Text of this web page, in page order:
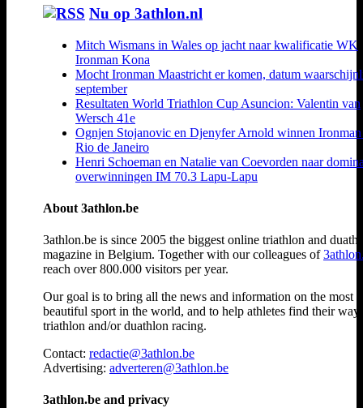
Nu op 3athlon.nl
Mitch Wismans in Wales op jacht naar kwalificatie WK
Ironman Kona
Mocht Ironman Maastricht er komen, datum
september
Resultaten World Triathlon Cup Asuncion: Valentin van
Wersch 41e
Ognjen Stojanovic en Djenyfer Arnold winnen
Rio de Janeiro
Henri Schoeman en Natalie van Coevorden naar
overwinningen IM 70.3 Lapu-Lapu
About 3athlon.be
3athlon.be is since 2005 the biggest online triathlon and
magazine in Belgium. Together with our colleagues of
reach over 800.000 visitors per year.
Our goal is to bring all the news and information on the most
beautiful sport in the world, and to help athletes find their way
triathlon and/or duathlon racing.
Contact: redactie@3athlon.be
Advertising: adverteren@3athlon.be
3athlon.be and privacy